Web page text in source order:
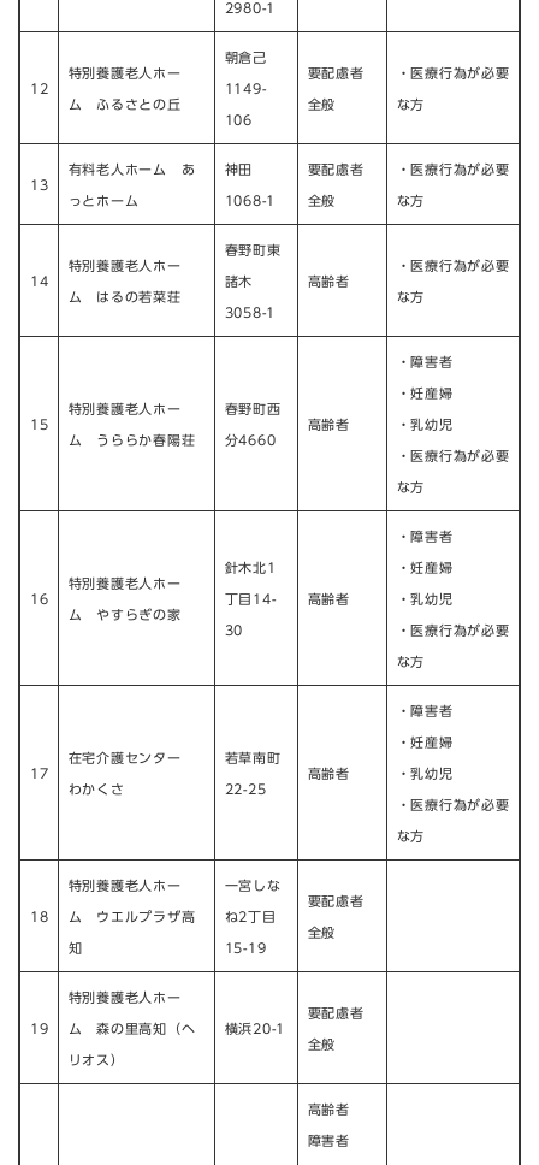
2980-1
12
特別養護老人ホー
ム ふるさとの丘
朝倉己
1149-
106
要配慮者
全般
・医療行為が必要
な方
13
有料老人ホーム あ
っとホーム
神田
1068-1
要配慮者
全般
・医療行為が必要
な方
14
特別養護老人ホー
ム はるの若菜荘
春野町東
諸木
3058-1
高齢者
・医療行為が必要
な方​
15
特別養護老人ホー
ム うららか春陽荘
春野町西
分4660
高齢者​
・障害者
・妊産婦
・乳幼児
・医療行為が必要
な方​
16
特別養護老人ホー
ム やすらぎの家
針木北1
丁目14-
30
高齢者​
​・障害者
・妊産婦
・乳幼児
・医療行為が必要
な方
17
在宅介護センター
わかくさ
若草南町
22-25
高齢者
​・障害者
・妊産婦
・乳幼児
・医療行為が必要
な方
18
特別養護老人ホー
ム ウエルプラザ高
知
一宮しな
ね2丁目
15-19
要配慮者
全般
19
特別養護老人ホー
ム 森の里高知（ヘ
リオス）
横浜20-1
要配慮者
全般
高齢者
障害者